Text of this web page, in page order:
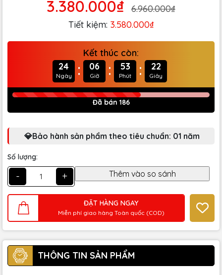
3.380.000₫
6.960.000₫
Tiết kiệm: 3.580.000₫
Kết thúc còn:
24
Ngày : 06
Giờ : 53
Phút : 21
Giây
Đã bán 186
💎Bảo hành sản phẩm theo tiêu chuẩn: 01 năm
Số lượng:
- +
ĐẶT HÀNG NGAY
Miễn phí giao hàng Toàn quốc (COD)
THÔNG TIN SẢN PHẨM